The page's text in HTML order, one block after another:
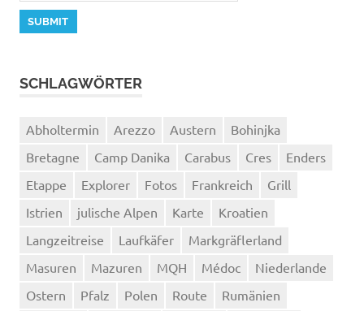
SCHLAGWÖRTER
Abholtermin Arezzo Austern
Bohinjka
Bretagne
Camp Danika Carabus Cres
Enders
Etappe
Explorer Fotos Frankreich
Grill
Istrien
julische Alpen Karte
Kroatien
Langzeitreise
Laufkäfer
Markgräflerland
Masuren
Mazuren MQH Médoc
Niederlande
Ostern
Pfalz Polen Route
Rumänien